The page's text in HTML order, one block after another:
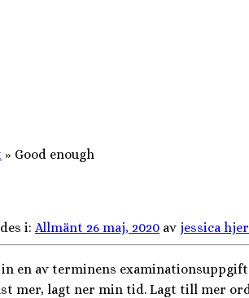
» Good enough
i: Allmänt 26 maj, 2020 av jessica
en av terminens
mer, lagt ner min tid. Lagt till mer